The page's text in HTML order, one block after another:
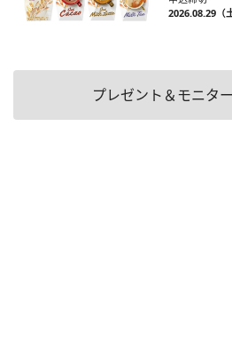
2026.08.29（
プレゼント＆モニタ